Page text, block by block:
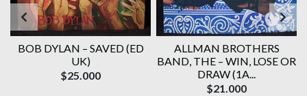
BOB DYLAN ‎– SAVED (ED
UK)
$25.000
ALLMAN BROTHERS
BAND, THE ‎– WIN, LOSE OR
DRAW (1A...
$21.000